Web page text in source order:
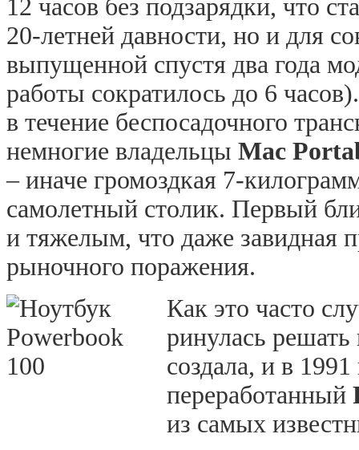
12 часов без подзарядки, что
20-летней давности, но и для
выпущенной спустя два года
работы сократилось до 6
в течение беспосадочного
немногие владельцы Mac
– иначе громоздкая 7-
самолетный столик. Первый
и тяжелым, что даже завидная
рыночного поражения.
Как это часто
ринулась
создала, и в
переработанный
из самых